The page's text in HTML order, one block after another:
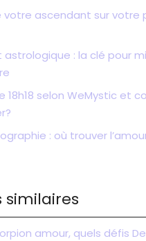
votre ascendant sur votre
astrologique : la clé pour
18h18 selon WeMystic et
: où trouver
similaires
amour, quels défis